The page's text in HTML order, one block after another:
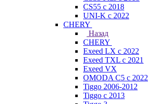
CS55 с 2018
UNI-K с 2022
CHERY
Назад
CHERY
Exeed LX с 2022
Exeed TXL с 2021
Exeed VX
OMODA C5 с 2022
Tiggo 2006-2012
Tiggo с 2013